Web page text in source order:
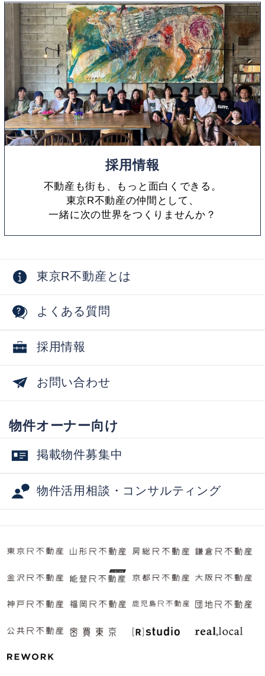
採用情報
不動産も街も、もっと面白くできる。
東京R不動産の仲間として、
一緒に次の世界をつくりませんか？
東京R不動産とは
よくある質問
採用情報
お問い合わせ
物件オーナー向け
掲載物件募集中
物件活用相談・コンサルティング